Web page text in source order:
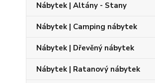
Nábytek | Altány - Stany
Nábytek | Camping nábytek
Nábytek | Dřevěný nábytek
Nábytek | Ratanový nábytek